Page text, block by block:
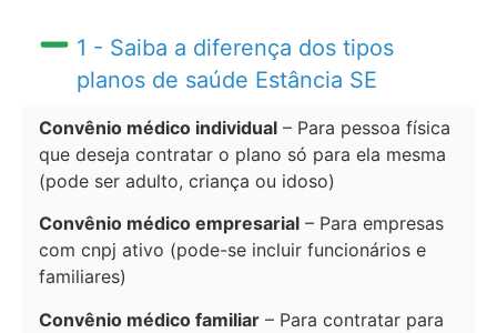
1 - Saiba a diferença dos tipos
planos de saúde Estância SE
Convênio médico individual – Para pessoa física
que deseja contratar o plano só para ela mesma
(pode ser adulto, criança ou idoso)
Convênio médico empresarial – Para empresas
com cnpj ativo (pode-se incluir funcionários e
familiares)
Convênio médico familiar – Para contratar para